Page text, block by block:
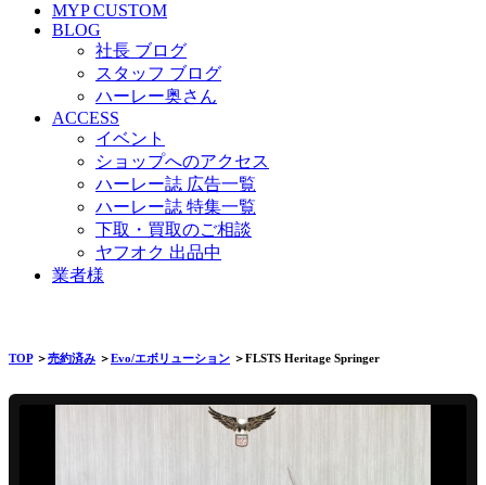
MYP CUSTOM
BLOG
社長 ブログ
スタッフ ブログ
ハーレー奥さん
ACCESS
イベント
ショップへのアクセス
ハーレー誌 広告一覧
ハーレー誌 特集一覧
下取・買取のご相談
ヤフオク 出品中
業者様
TOP＞売約済み ＞Evo/エボリューション ＞FLSTS Heritage Springer